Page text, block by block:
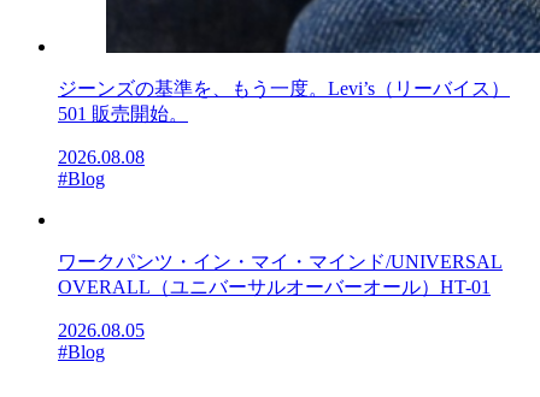
ジーンズの基準を、もう一度。Levi’s（リーバイス）
501 販売開始。
2026.08.08
#Blog
ワークパンツ・イン・マイ・マインド/UNIVERSAL
OVERALL（ユニバーサルオーバーオール）HT-01
2026.08.05
#Blog